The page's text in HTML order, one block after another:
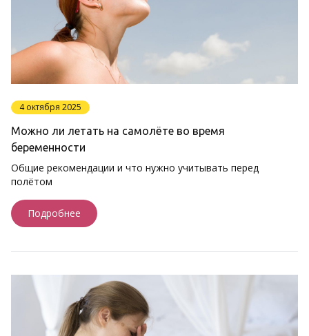
4 октября 2025
Можно ли летать на самолёте во время
беременности
Общие рекомендации и что нужно учитывать перед
полётом
Подробнее